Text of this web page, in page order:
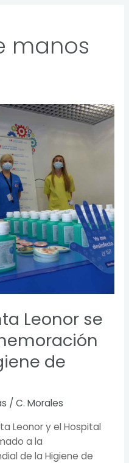
manos
Leonor se
de
/ C. Morales
Leonor y el Hospital
a la
de la Higiene de